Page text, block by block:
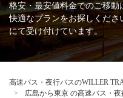
格安・最安値料金でのご移
快適なプランをお探しくださ
にて受け付けています。
高速バス・夜行バスのWILLER
広島から東京 の高速バス・